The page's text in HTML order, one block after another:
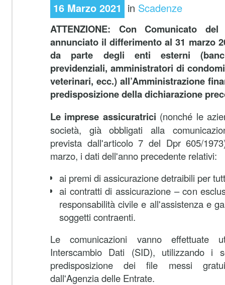
16 Marzo 2021 in Scadenze
ATTENZIONE: Con Comunicato
annunciato il differimento al 31 marzo
da parte degli enti esterni
previdenziali, amministratori di
veterinari, ecc.) all’Amministrazione
predisposizione della dichiarazione
Le imprese assicuratrici (nonché le
società, già obbligati alla
prevista dall'articolo 7 del Dpr 605/
marzo, i dati dell'anno precedente relativi:
ai premi di assicurazione detraibili per
ai contratti di assicurazione – con
responsabilità civile e all'assistenza e
soggetti contraenti.
Le comunicazioni vanno effettuate
Interscambio Dati (SID), utilizzando i
predisposizione dei file messi
dall'Agenzia delle Entrate.